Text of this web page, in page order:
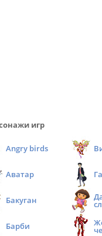
игр
Angry birds
Аватар
Бакуган
Барби